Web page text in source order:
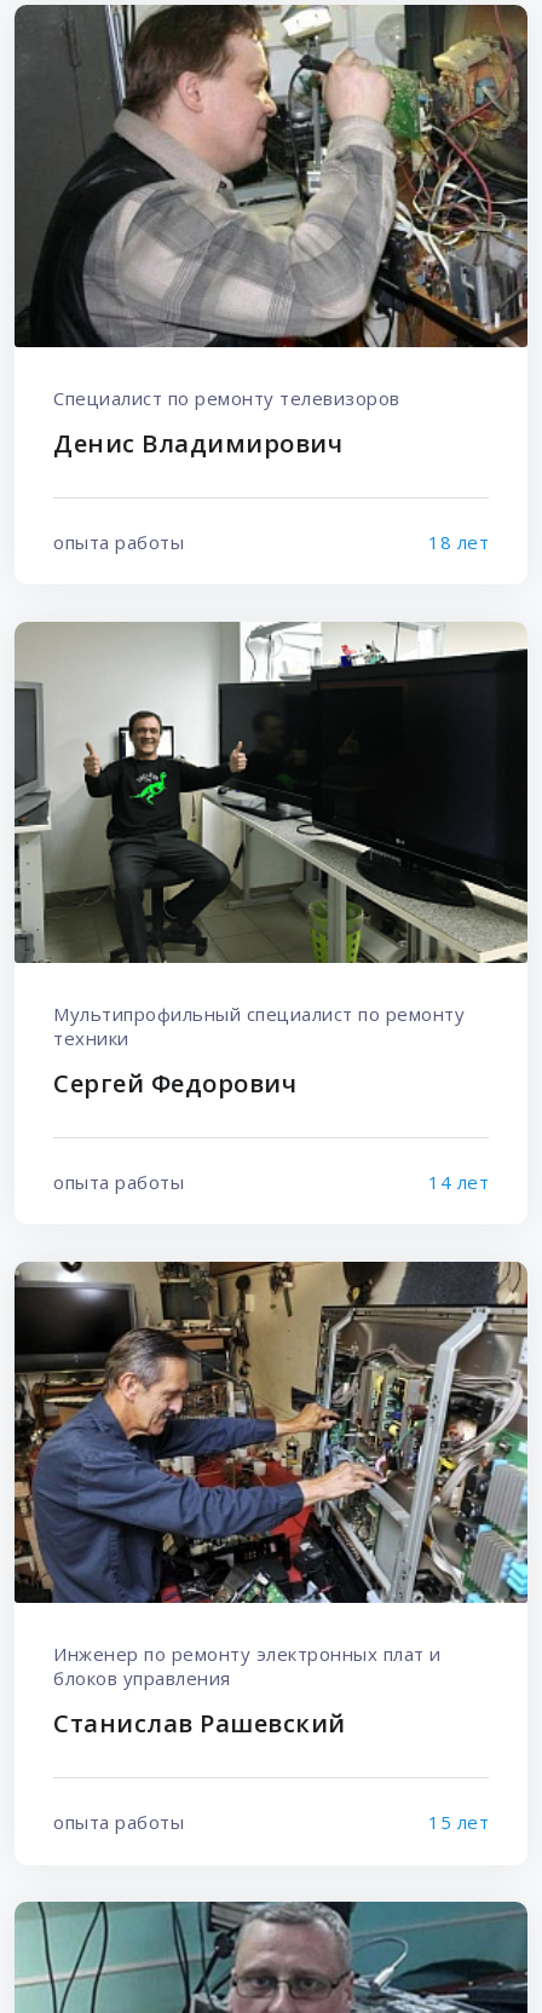
Специалист по ремонту телевизоров
Денис Владимирович
опыта работы 18 лет
Мультипрофильный специалист по ремонту
техники
Сергей Федорович
опыта работы 14 лет
Инженер по ремонту электронных плат и
блоков управления
Станислав Рашевский
опыта работы 15 лет